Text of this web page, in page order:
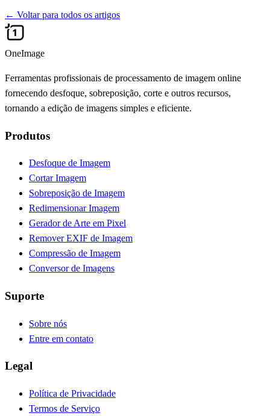
← Voltar para todos os artigos
OneImage
Ferramentas profissionais de processamento de imagem online
fornecendo desfoque, sobreposição, corte e outros recursos,
tornando a edição de imagens simples e eficiente.
Produtos
Desfoque de Imagem
Cortar Imagem
Sobreposição de Imagem
Redimensionar Imagem
Gerador de Arte em Pixel
Remover EXIF de Imagem
Compressão de Imagem
Conversor de Imagens
Suporte
Sobre nós
Entre em contato
Legal
Política de Privacidade
Termos de Serviço